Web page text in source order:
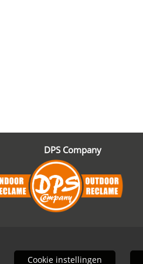
DPS Company
Cookie instellingen